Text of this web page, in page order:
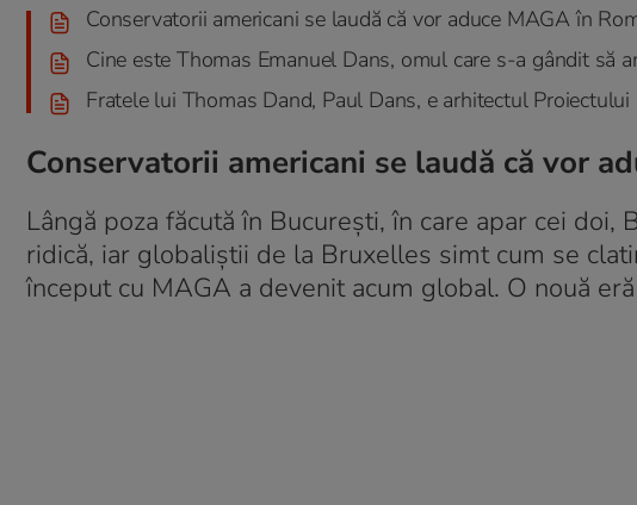
Conservatorii americani se laudă că vor aduce MAGA în
Cine este Thomas Emanuel Dans, omul care s-a gândit să
Fratele lui Thomas Dand, Paul Dans, e arhitectul
Conservatorii americani se laudă că vor
Lângă poza făcută în București, în care apar cei doi,
ridică, iar globaliștii de la Bruxelles simt cum se
început cu MAGA a devenit acum global. O nouă